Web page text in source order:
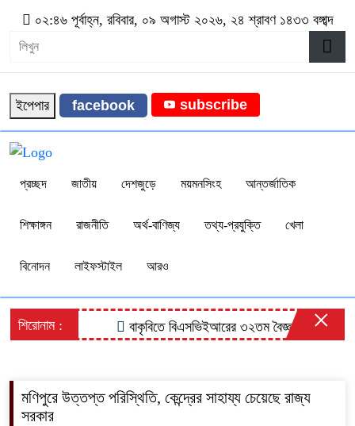
০২:৪৬ পূর্বাহ্ন, রবিবার, ০৯ অগাস্ট ২০২৬, ২৪ শ্রাবণ ১৪৩৩ বঙ্গাব্দ
ইপেপার facebook subscribe
প্রচ্ছদ জাতীয় দেশজুড়ে ময়মনসিংহ আন্তর্জাতিক
শিক্ষাঙ্গন রাজনীতি অর্থ-বাণিজ্য তথ্য-প্রযুক্তি খেলা
বিনোদন লাইফস্টাইল আরও
শিরোনাম : বাকৃবিতে বিএসভিইআরের ৩২তম বৈজ্ঞানিক ×
মণিপুরে উত্তপ্ত পরিস্থিতি, কেন্দ্রের সাহায্য চেয়েছে রাজ্য
সরকার